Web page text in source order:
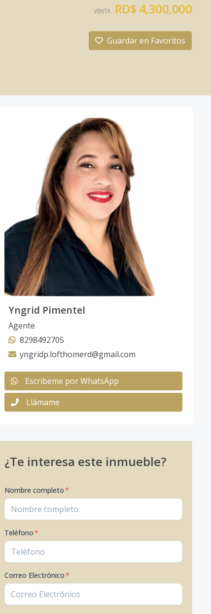
VENTA RD$ 4,300,000
Guardar en Favoritos
Yngrid Pimentel
Agente
8298492705
yngridp.lofthomerd@gmail.com
Escribeme por WhatsApp
Llámame
¿Te interesa este inmueble?
Nombre completo*
Teléfono*
Correo Electrónico*